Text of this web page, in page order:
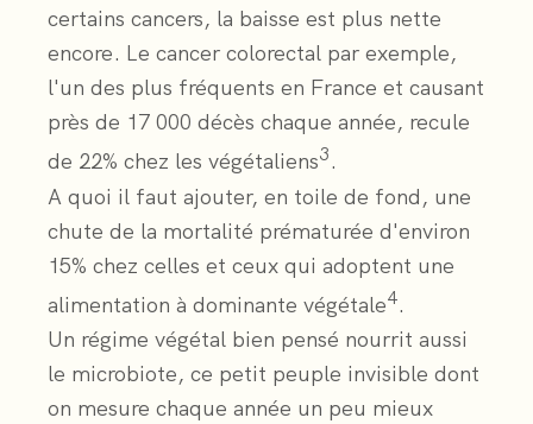
certains cancers, la baisse est plus nette
encore. Le cancer colorectal par exemple,
l'un des plus fréquents en France et causant
près de 17 000 décès chaque année, recule
de 22% chez les végétaliens3.
A quoi il faut ajouter, en toile de fond, une
chute de la mortalité prématurée d'environ
15% chez celles et ceux qui adoptent une
alimentation à dominante végétale4.
Un régime végétal bien pensé nourrit aussi
le microbiote, ce petit peuple invisible dont
on mesure chaque année un peu mieux